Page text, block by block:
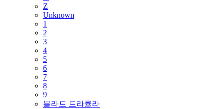
Z
Unknown
1
2
3
4
5
6
7
8
9
블라드 드라큘라